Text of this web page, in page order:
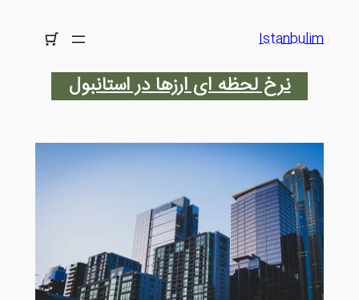
Istanbulim
نرخ لحظه ای ارزها در استانبول